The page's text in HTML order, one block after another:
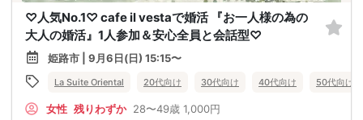
♡人気No.1♡ cafe il vestaで婚活 『お一人様の為の
大人の婚活』1人参加＆安心全員と会話型♡
姫路市 | 9月6日(日) 15:15〜
La Suite Oriental 20代向け 30代向け 40代向け 50代向け
女性 残りわずか 28〜49歳 1,000円